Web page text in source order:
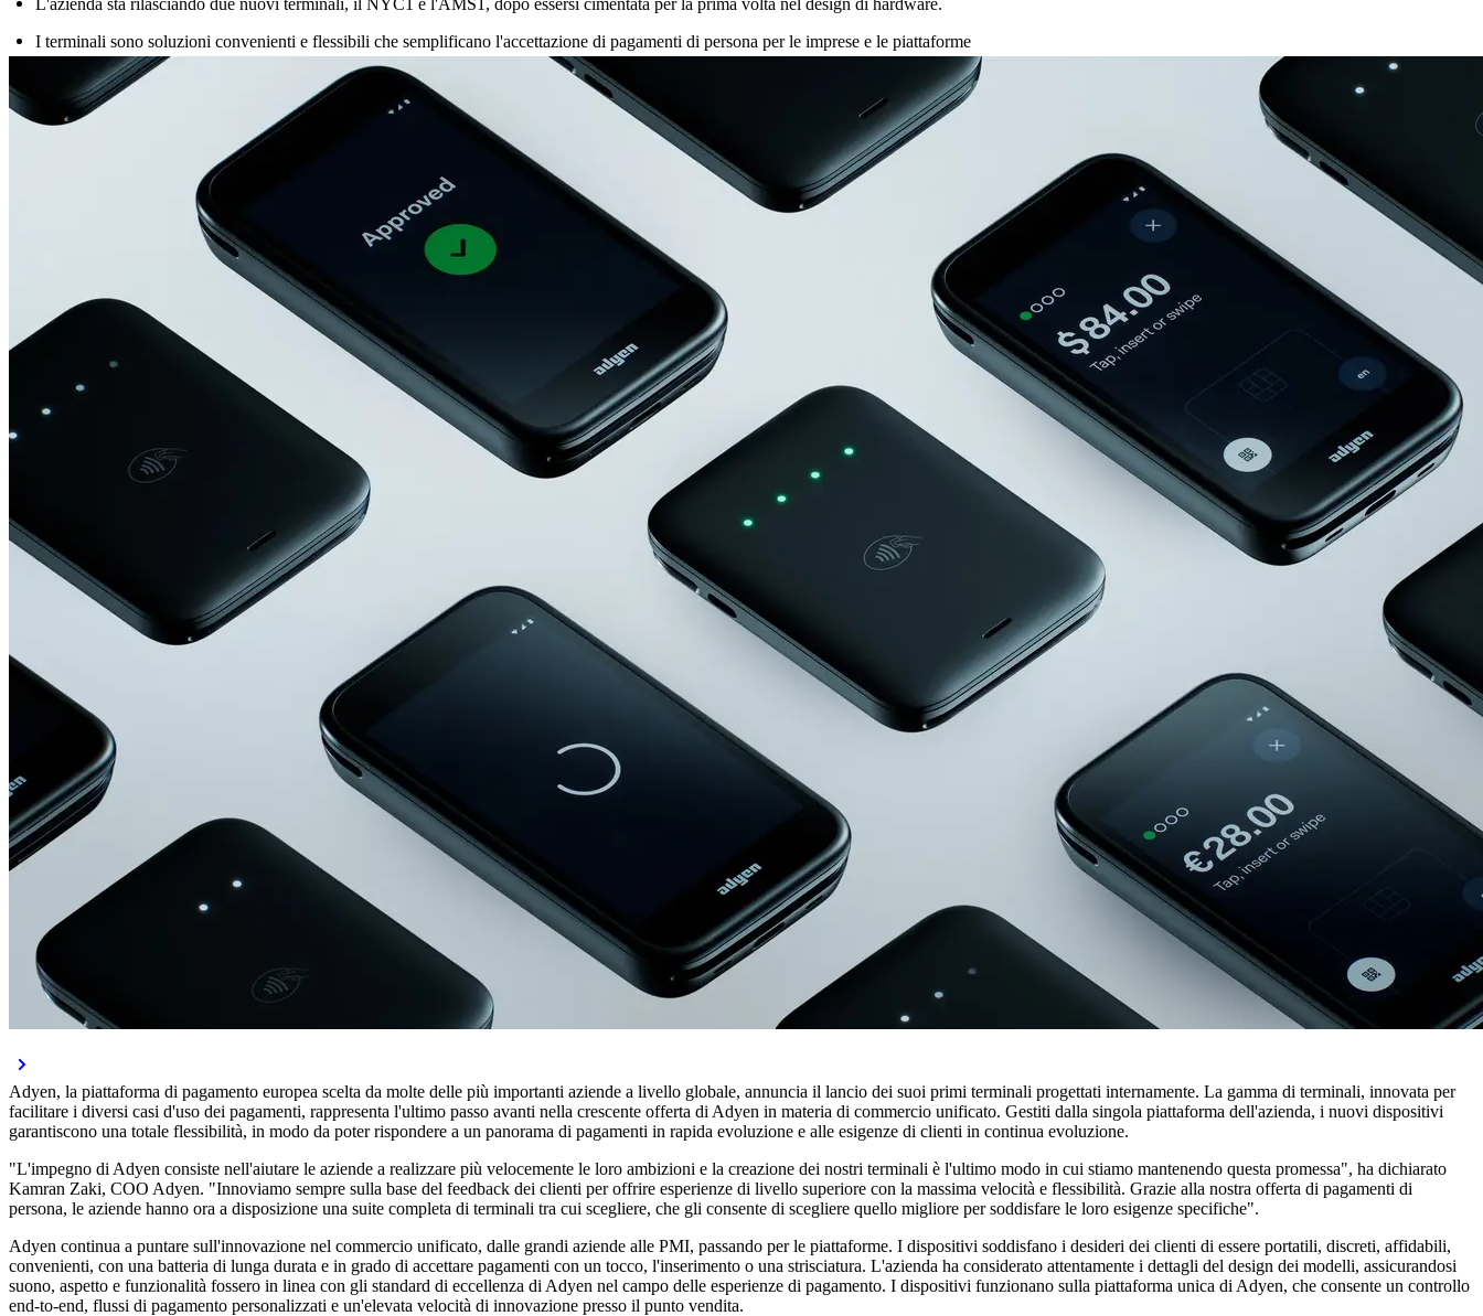
I terminali sono soluzioni convenienti e flessibili che semplificano l'accettazione di pagamenti di persona per le imprese e le piattaforme
Adyen, la piattaforma di pagamento europea scelta da molte delle più importanti aziende a livello globale, annuncia il lancio dei suoi primi terminali progettati internamente. La gamma di terminali, innovata per
facilitare i diversi casi d'uso dei pagamenti, rappresenta l'ultimo passo avanti nella crescente offerta di Adyen in materia di commercio unificato. Gestiti dalla singola piattaforma dell'azienda, i nuovi dispositivi
garantiscono una totale flessibilità, in modo da poter rispondere a un panorama di pagamenti in rapida evoluzione e alle esigenze di clienti in continua evoluzione.
"L'impegno di Adyen consiste nell'aiutare le aziende a realizzare più velocemente le loro ambizioni e la creazione dei nostri terminali è l'ultimo modo in cui stiamo mantenendo questa promessa", ha dichiarato
Kamran Zaki, COO Adyen. "Innoviamo sempre sulla base del feedback dei clienti per offrire esperienze di livello superiore con la massima velocità e flessibilità. Grazie alla nostra offerta di pagamenti di
persona, le aziende hanno ora a disposizione una suite completa di terminali tra cui scegliere, che gli consente di scegliere quello migliore per soddisfare le loro esigenze specifiche".
Adyen continua a puntare sull'innovazione nel commercio unificato, dalle grandi aziende alle PMI, passando per le piattaforme. I dispositivi soddisfano i desideri dei clienti di essere portatili, discreti, affidabili,
convenienti, con una batteria di lunga durata e in grado di accettare pagamenti con un tocco, l'inserimento o una strisciatura. L'azienda ha considerato attentamente i dettagli del design dei modelli, assicurandosi
suono, aspetto e funzionalità fossero in linea con gli standard di eccellenza di Adyen nel campo delle esperienze di pagamento. I dispositivi funzionano sulla piattaforma unica di Adyen, che consente un controllo
end-to-end, flussi di pagamento personalizzati e un'elevata velocità di innovazione presso il punto vendita.